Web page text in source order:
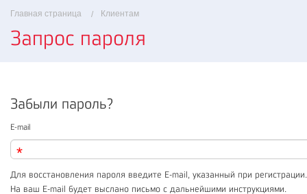
Главная страница Клиентам
Запрос пароля
Забыли пароль?
E-mail
Для восстановления пароля введите E-mail, указанный при регистрации.
На ваш E-mail будет выслано письмо с дальнейшими инструкциями.